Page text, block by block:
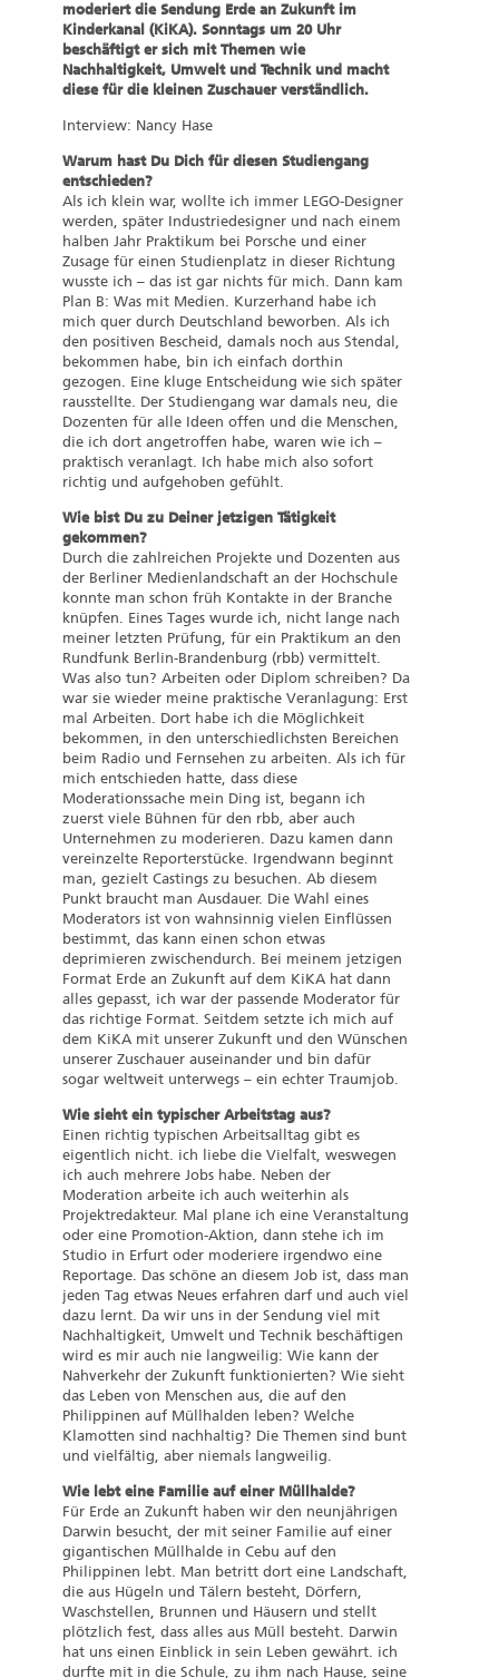
moderiert die Sendung Erde an Zukunft im
Kinderkanal (KiKA). Sonntags um 20 Uhr
beschäftigt er sich mit Themen wie
Nachhaltigkeit, Umwelt und Technik und macht
diese für die kleinen Zuschauer verständlich.
Interview: Nancy Hase
Warum hast Du Dich für diesen Studiengang
entschieden?
Als ich klein war, wollte ich immer LEGO-Designer
werden, später Industriedesigner und nach einem
halben Jahr Praktikum bei Porsche und einer
Zusage für einen Studienplatz in dieser Richtung
wusste ich – das ist gar nichts für mich. Dann kam
Plan B: Was mit Medien. Kurzerhand habe ich
mich quer durch Deutschland beworben. Als ich
den positiven Bescheid, damals noch aus Stendal,
bekommen habe, bin ich einfach dorthin
gezogen. Eine kluge Entscheidung wie sich später
rausstellte. Der Studiengang war damals neu, die
Dozenten für alle Ideen offen und die Menschen,
die ich dort angetroffen habe, waren wie ich –
praktisch veranlagt. Ich habe mich also sofort
richtig und aufgehoben gefühlt.
Wie bist Du zu Deiner jetzigen Tätigkeit
gekommen?
Durch die zahlreichen Projekte und Dozenten aus
der Berliner Medienlandschaft an der Hochschule
konnte man schon früh Kontakte in der Branche
knüpfen. Eines Tages wurde ich, nicht lange nach
meiner letzten Prüfung, für ein Praktikum an den
Rundfunk Berlin-Brandenburg (rbb) vermittelt.
Was also tun? Arbeiten oder Diplom schreiben? Da
war sie wieder meine praktische Veranlagung: Erst
mal Arbeiten. Dort habe ich die Möglichkeit
bekommen, in den unterschiedlichsten Bereichen
beim Radio und Fernsehen zu arbeiten. Als ich für
mich entschieden hatte, dass diese
Moderationssache mein Ding ist, begann ich
zuerst viele Bühnen für den rbb, aber auch
Unternehmen zu moderieren. Dazu kamen dann
vereinzelte Reporterstücke. Irgendwann beginnt
man, gezielt Castings zu besuchen. Ab diesem
Punkt braucht man Ausdauer. Die Wahl eines
Moderators ist von wahnsinnig vielen Einflüssen
bestimmt, das kann einen schon etwas
deprimieren zwischendurch. Bei meinem jetzigen
Format Erde an Zukunft auf dem KiKA hat dann
alles gepasst, ich war der passende Moderator für
das richtige Format. Seitdem setzte ich mich auf
dem KiKA mit unserer Zukunft und den Wünschen
unserer Zuschauer auseinander und bin dafür
sogar weltweit unterwegs – ein echter Traumjob.
Wie sieht ein typischer Arbeitstag aus?
Einen richtig typischen Arbeitsalltag gibt es
eigentlich nicht. ich liebe die Vielfalt, weswegen
ich auch mehrere Jobs habe. Neben der
Moderation arbeite ich auch weiterhin als
Projektredakteur. Mal plane ich eine Veranstaltung
oder eine Promotion-Aktion, dann stehe ich im
Studio in Erfurt oder moderiere irgendwo eine
Reportage. Das schöne an diesem Job ist, dass man
jeden Tag etwas Neues erfahren darf und auch viel
dazu lernt. Da wir uns in der Sendung viel mit
Nachhaltigkeit, Umwelt und Technik beschäftigen
wird es mir auch nie langweilig: Wie kann der
Nahverkehr der Zukunft funktionierten? Wie sieht
das Leben von Menschen aus, die auf den
Philippinen auf Müllhalden leben? Welche
Klamotten sind nachhaltig? Die Themen sind bunt
und vielfältig, aber niemals langweilig.
Wie lebt eine Familie auf einer Müllhalde?
Für Erde an Zukunft haben wir den neunjährigen
Darwin besucht, der mit seiner Familie auf einer
gigantischen Müllhalde in Cebu auf den
Philippinen lebt. Man betritt dort eine Landschaft,
die aus Hügeln und Tälern besteht, Dörfern,
Waschstellen, Brunnen und Häusern und stellt
plötzlich fest, dass alles aus Müll besteht. Darwin
hat uns einen Einblick in sein Leben gewährt. ich
durfte mit in die Schule, zu ihm nach Hause, seine